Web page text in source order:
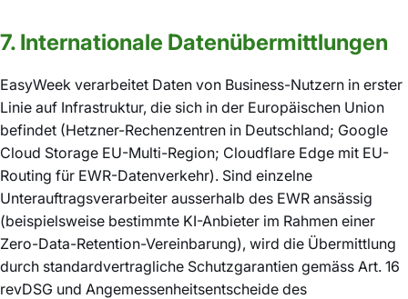
7. Internationale Datenübermittlungen
EasyWeek verarbeitet Daten von Business-Nutzern in erster
Linie auf Infrastruktur, die sich in der Europäischen Union
befindet (Hetzner-Rechenzentren in Deutschland; Google
Cloud Storage EU-Multi-Region; Cloudflare Edge mit EU-
Routing für EWR-Datenverkehr). Sind einzelne
Unterauftragsverarbeiter ausserhalb des EWR ansässig
(beispielsweise bestimmte KI-Anbieter im Rahmen einer
Zero-Data-Retention-Vereinbarung), wird die Übermittlung
durch standardvertragliche Schutzgarantien gemäss Art. 16
revDSG und Angemessenheitsentscheide des